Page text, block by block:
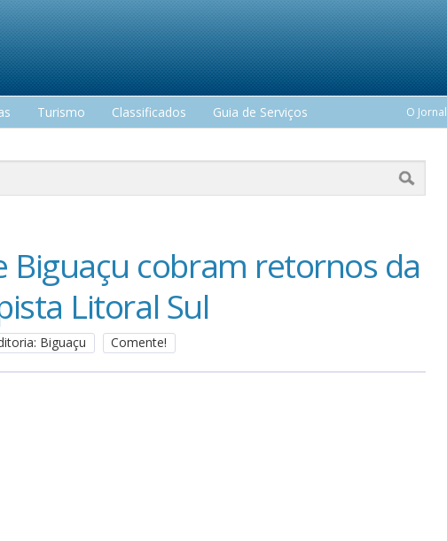
Turismo Classificados
Guia de Serviços
O Jornal
Biguaçu cobram retornos da
Litoral Sul
Biguaçu Comente!